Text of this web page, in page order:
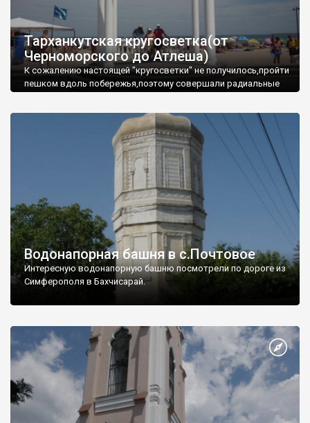
Тарханкутская кругосветка(от
Черноморского до Атлеша)
К сожалению настоящей "кругосветки" не получилось,пройти
пешком вдоль побережья,поэтому совершали радиальные
Водонапорная башня в с.Почтовое
Интересную водонапорную башню посмотрели по дороге из
Симферополя в Бахчисарай.